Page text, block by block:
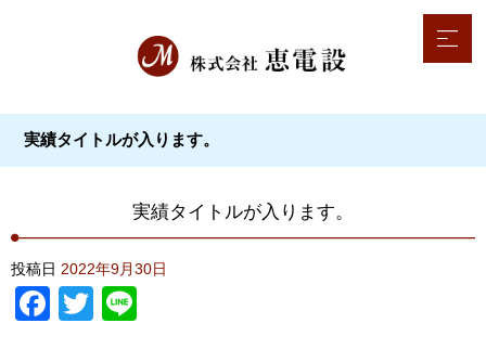
実績タイトルが入ります。
実績タイトルが入ります。
投稿日 2022年9月30日
Facebook
Twitter